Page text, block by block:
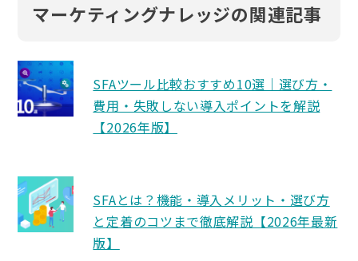
マーケティングナレッジの関連記事
SFAツール比較おすすめ10選｜選び方・
費用・失敗しない導入ポイントを解説
【2026年版】
SFAとは？機能・導入メリット・選び方
と定着のコツまで徹底解説【2026年最新
版】